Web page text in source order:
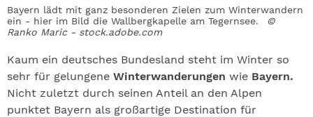
Bayern lädt mit ganz besonderen Zielen zum Winterwandern
ein - hier im Bild die Wallbergkapelle am Tegernsee.
©
Ranko Maric - stock.adobe.com
Kaum ein deutsches Bundesland steht im Winter so
sehr für gelungene Winterwanderungen wie Bayern.
Nicht zuletzt durch seinen Anteil an den Alpen
punktet Bayern als großartige Destination für